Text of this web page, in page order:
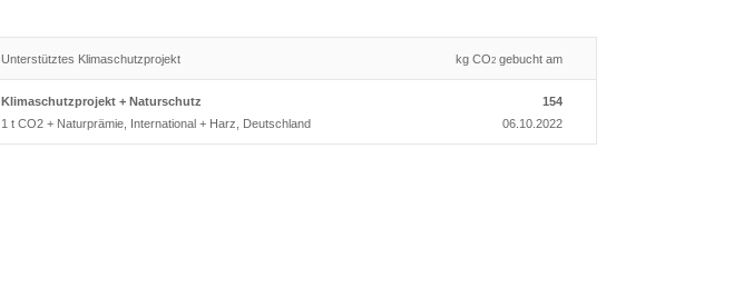
Unterstütztes Klimaschutzprojekt kg CO2 gebucht am
Klimaschutzprojekt + Naturschutz
1 t CO2 + Naturprämie, International + Harz, Deutschland
154
06.10.2022